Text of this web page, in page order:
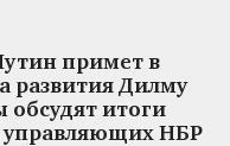
примет в
развития Дилму
обсудят итоги
управляющих НБР